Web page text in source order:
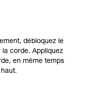
débloquez le
corde. Appliquez
en même temps